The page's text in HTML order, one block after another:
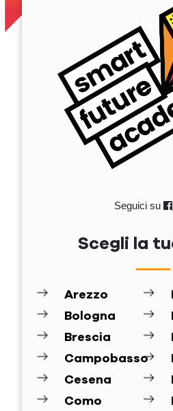
Seguici su
Scegli la
Arezzo
Bologna
Brescia
Campobasso
Cesena
Como